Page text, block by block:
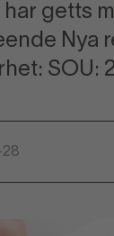
har getts
Nya
SOU: